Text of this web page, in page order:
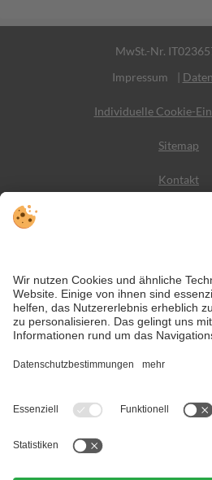
MwSt.-Nr.
Impressum
|
Individuelle Cookie-
Sitemap
Kontakt
VIVODolomiti ist das Reiseportal
Bergurlaub – mit Unterkünften und
Dolomiten, im UNESCO
Trotz genauer Arbeit und ständigem
auftreten. Wir übernehmen keine Gewähr für
Vollständigkeit aller Informationen.
Informieren Sie sich sicherheitshalber